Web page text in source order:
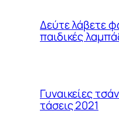
Δεύτε λάβετε
παιδικές
Γυναικείες
τάσεις 2021